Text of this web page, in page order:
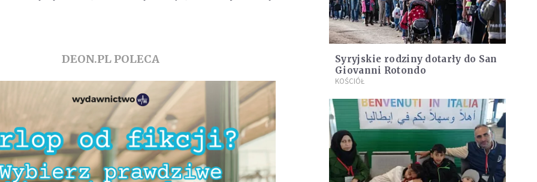
DEON.PL POLECA
Syryjskie rodziny dotarły do San
Giovanni Rotondo
KOŚCIÓŁ